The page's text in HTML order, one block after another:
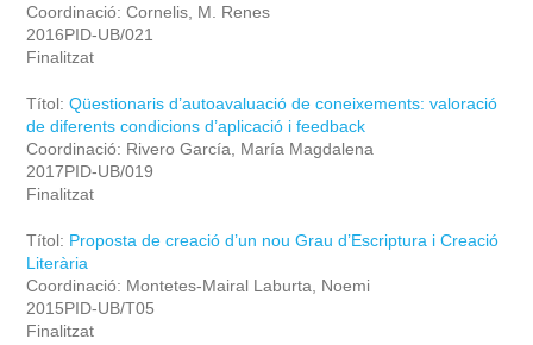
Coordinació: Cornelis, M. Renes
2016PID-UB/021
Finalitzat
Títol: Qüestionaris d’autoavaluació de coneixements: valoració
de diferents condicions d’aplicació i feedback
Coordinació: Rivero García, María Magdalena
2017PID-UB/019
Finalitzat
Títol: Proposta de creació d’un nou Grau d’Escriptura i Creació
Literària
Coordinació: Montetes-Mairal Laburta, Noemi
2015PID-UB/T05
Finalitzat